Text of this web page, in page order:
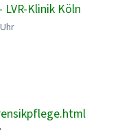
Klinik Köln